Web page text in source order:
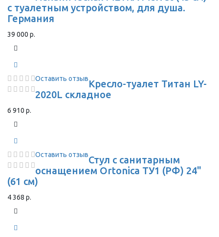
с туалетным устройством, для душа.
Германия
39 000 р.
Оставить отзывКресло-туалет Титан LY-
2020L складное
6 910 р.
Оставить отзывСтул с санитарным
оснащением Ortonica ТУ1 (РФ) 24"
(61 см)
4 368 р.